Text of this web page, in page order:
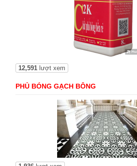
12,591lượt xem
PHỦ BÓNG GẠCH BÔNG